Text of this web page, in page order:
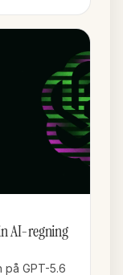
AI-regning
GPT-5.6